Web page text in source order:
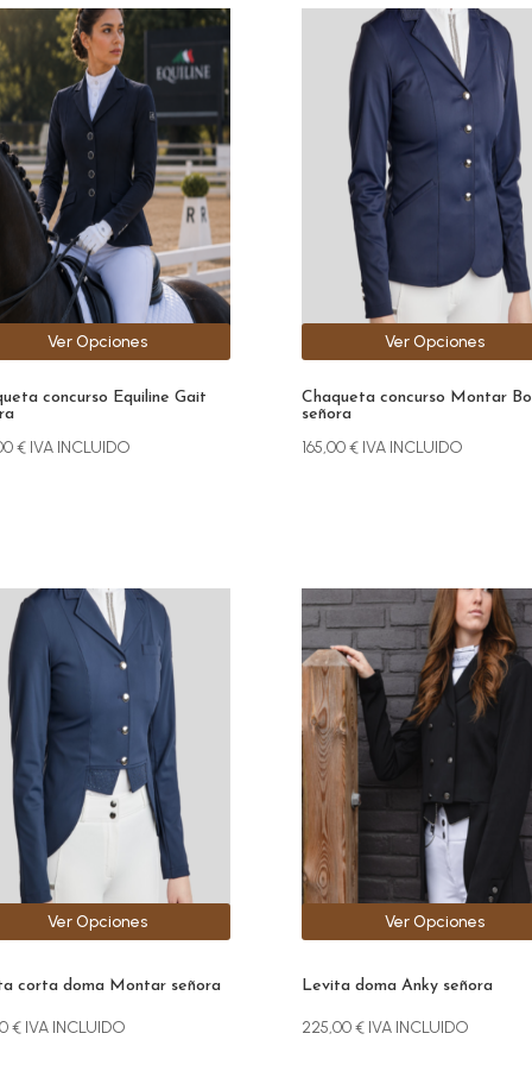
concurso Equiline Gait
€ IVA INCLUIDO
Ver Opciones
Chaqueta concurso Montar
señora
165,00€ IVA INCLUIDO
Ver Opciones
producto
variantes.
opciones
pueden
la
producto
corta doma Montar señora
€ IVA INCLUIDO
Ver Opciones
Levita doma Anky señora
225,00€ IVA INCLUIDO
Ver Opciones
Este
producto
tiene
múltiples
variantes.
Las
opciones
se
pueden
elegir
en
la
producto